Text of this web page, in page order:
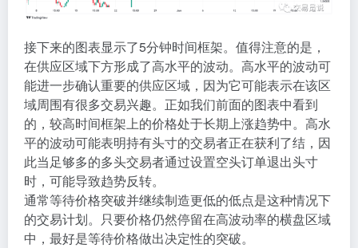
接下来的图表显示了5分钟时间框架。值得注意的是，
在供应区域下方形成了高水平的波动。高水平的波动可
能进一步确认重要的供应区域，因为它可能表示在该区
域周围有很多交易兴趣。正如我们前面的图表中看到
的，较高时间框架上的价格处于长期上涨趋势中。高水
平的波动可能表明持有头寸的交易者正在获利了结，因
此当足够多的多头交易者通过设置空头订单退出头寸
时，可能导致趋势反转。
通常等待价格突破并继续制造更低的低点是这种情况下
的交易计划。只要价格仍然停留在高波动率的横盘区域
中，最好是等待价格做出决定性的突破。